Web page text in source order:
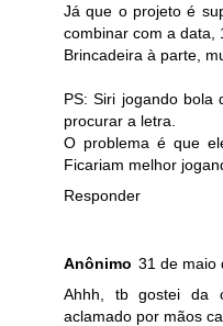
Já que o projeto é
combinar com a data,
Brincadeira à parte,
PS: Siri jogando bola
procurar a letra.
O problema é que
Ficariam melhor
Responder
Anônimo 31 de maio
Ahhh, tb gostei da
aclamado por mãos